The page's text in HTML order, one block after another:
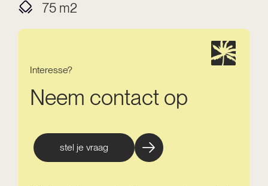
75 m2
Interesse?
Neem contact op
stel je vraag